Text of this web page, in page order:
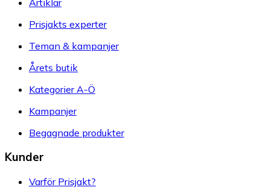
Prisjakts experter
Teman & kampanjer
Årets butik
Kategorier A-Ö
Kampanjer
Begagnade produkter
Kunder
Varför Prisjakt?